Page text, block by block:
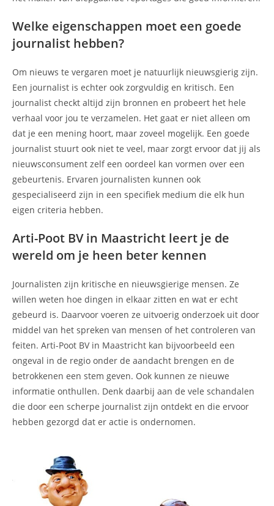
Welke eigenschappen moet een goede
journalist hebben?
Om nieuws te vergaren moet je natuurlijk nieuwsgierig zijn.
Een journalist is echter ook zorgvuldig en kritisch. Een
journalist checkt altijd zijn bronnen en probeert het hele
verhaal voor jou te verzamelen. Het gaat er niet alleen om
dat je een mening hoort, maar zoveel mogelijk. Een goede
journalist stuurt ook niet te veel, maar zorgt ervoor dat jij als
nieuwsconsument zelf een oordeel kan vormen over een
gebeurtenis. Ervaren journalisten kunnen ook
gespecialiseerd zijn in een specifiek medium die elk hun
eigen criteria hebben.
Arti-Poot BV in Maastricht leert je de
wereld om je heen beter kennen
Journalisten zijn kritische en nieuwsgierige mensen. Ze
willen weten hoe dingen in elkaar zitten en wat er echt
gebeurd is. Daarvoor voeren ze uitvoerig onderzoek uit door
middel van het spreken van mensen of het controleren van
feiten. Arti-Poot BV in Maastricht kan bijvoorbeeld een
ongeval in de regio onder de aandacht brengen en de
betrokkenen een stem geven. Ook kunnen ze nieuwe
informatie onthullen. Denk daarbij aan de vele schandalen
die door een scherpe journalist zijn ontdekt en die ervoor
hebben gezorgd dat er actie is ondernomen.